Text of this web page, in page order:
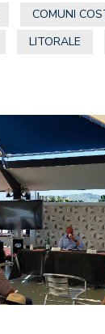
COMUNI
LITORALE